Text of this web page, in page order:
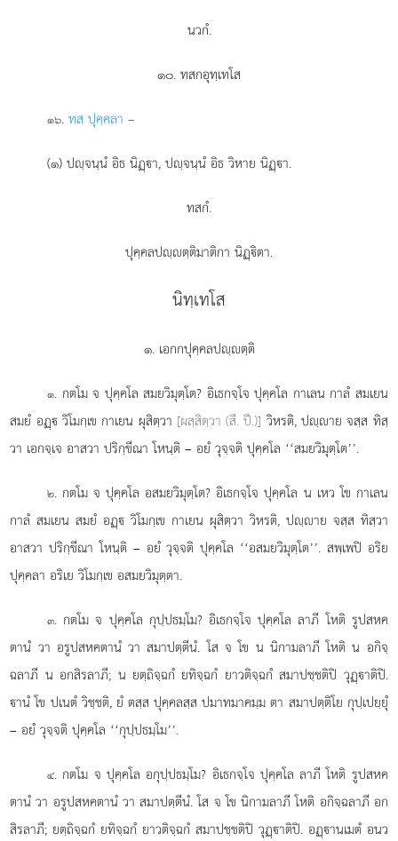
นวกํ.
๑๐. ทสกอุทฺเทโส
๑๖.ทส ปุคฺคลา –
(๑) ปฺจนฺนํ อิธ นิฏฺา, ปฺจนฺนํ อิธ วิหาย นิฏฺา.
ทสกํ.
ปุคฺคลปฺตฺติมาติกา นิฏฺิตา.
นิทฺเทโส
๑. เอกกปุคฺคลปฺตฺติ
๑. กตโมจ ปุคฺคโล สมยวิมุตฺโต? อิเธกจฺโจ ปุคฺคโล กาเลน กาลํ สมเยน
สมยํ อฏฺ วิโมกฺเข กาเยน ผุสิตฺวา [ผสฺสิตฺวา (สี. ปี.)] วิหรติ, ปฺาย จสฺส ทิสฺ
วา เอกจฺเจ อาสวา ปริกฺขีณา โหนฺติ – อยํ วุจฺจติ ปุคฺคโล ‘‘สมยวิมุตฺโต’’.
๒. กตโม จ ปุคฺคโล อสมยวิมุตฺโต? อิเธกจฺโจ ปุคฺคโล น เหว โข กาเลน
กาลํ สมเยน สมยํ อฏฺ วิโมกฺเข กาเยน ผุสิตฺวา วิหรติ, ปฺาย จสฺส ทิสฺวา
อาสวา ปริกฺขีณา โหนฺติ – อยํ วุจฺจติ ปุคฺคโล ‘‘อสมยวิมุตฺโต’’. สพฺเพปิ อริย
ปุคฺคลา อริเย วิโมกฺเข อสมยวิมุตฺตา.
๓. กตโม จ ปุคฺคโล กุปฺปธมฺโม? อิเธกจฺโจ ปุคฺคโล ลาภี โหติ รูปสหค
ตานํ วา อรูปสหคตานํ วา สมาปตฺตีนํ. โส จ โข น นิกามลาภี โหติ น อกิจฺ
ฉลาภี น อกสิรลาภี; น ยตฺถิจฺฉกํ ยทิจฺฉกํ ยาวติจฺฉกํ สมาปชฺชติปิ วุฏฺาติปิ.
านํ โข ปเนตํ วิชฺชติ, ยํ ตสฺส ปุคฺคลสฺส ปมาทมาคมฺม ตา สมาปตฺติโย กุปฺเปยฺยุํ
– อยํ วุจฺจติ ปุคฺคโล ‘‘กุปฺปธมฺโม’’.
๔. กตโม จ ปุคฺคโล อกุปฺปธมฺโม? อิเธกจฺโจ ปุคฺคโล ลาภี โหติ รูปสหค
ตานํ วา อรูปสหคตานํ วา สมาปตฺตีนํ. โส จ โข นิกามลาภี โหติ อกิจฺฉลาภี อก
สิรลาภี; ยตฺถิจฺฉกํ ยทิจฺฉกํ ยาวติจฺฉกํ สมาปชฺชติปิ วุฏฺาติปิ. อฏฺานเมตํ อนว